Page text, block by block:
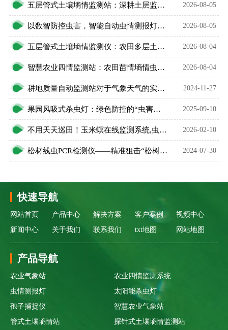
五层管式土壤墒情监测站：深耕土层监测，看透土壤水情 2026-08-05
以数智防控虫害，智能自动虫情测报灯精准预判农林虫情 2026-08-05
五层管式土壤墒情监测仪：农田多层土壤水分智能监测设备 2026-08-04
智慧农业四情监测站：农田苗情墒情虫情灾情一体化监测设备 2026-08-04
耕地质量自动监测站对于气象天气的实时数据监测很到位 2024-11-27
果园风吸式杀虫灯：绿色防控的“虫害终结者” 2025-09-10
不用天天巡田！玉米螟在线监测系统,虫害踪迹一测便知 2026-02-10
松材线虫PCR检测仪——精准狙击“松树杀手” 2024-07-30
快速导航
网站首页 产品中心 解决方案 客户案例
视频中心
新闻中心
关于我们 联系我们 txt地图 网站地图
产品导航
农业气象站
农业四情监测系统
虫情测报灯
太阳能杀虫灯
孢子捕捉仪
智慧农业气象站
管式土壤墒情站
探针式土壤墒情监测站